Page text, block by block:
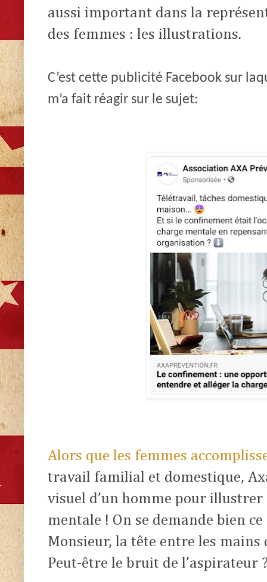
aussi important dans la
des femmes : les illustrations.
C’est cette publicité Facebook sur
m’a fait réagir sur le sujet:
Alors que les femmes
travail familial et domestique,
visuel d’un homme pour
mentale ! On se demande bien
Monsieur, la tête entre les
Peut-être le bruit de l’aspirateur